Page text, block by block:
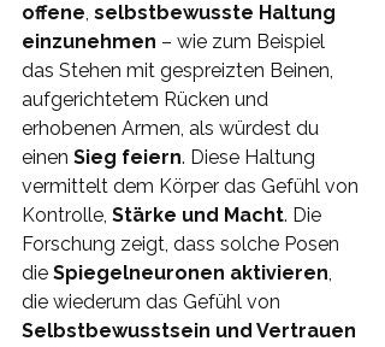
offene, selbstbewusste Haltung
einzunehmen – wie zum Beispiel
das Stehen mit gespreizten Beinen,
aufgerichtetem Rücken und
erhobenen Armen, als würdest du
einen Sieg feiern. Diese Haltung
vermittelt dem Körper das Gefühl von
Kontrolle, Stärke und Macht. Die
Forschung zeigt, dass solche Posen
die Spiegelneuronen aktivieren,
die wiederum das Gefühl von
Selbstbewusstsein und Vertrauen